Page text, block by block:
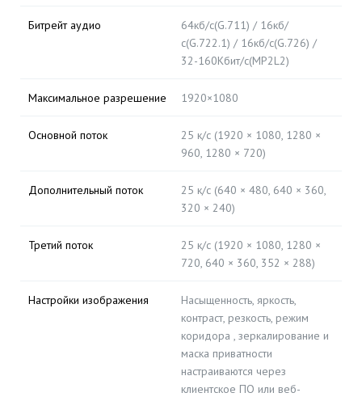
Битрейт аудио
64кб/с(G.711) / 16кб/
с(G.722.1) / 16кб/с(G.726) /
32-160Кбит/с(MP2L2)
Максимальное разрешение 1920×1080
Основной поток
25 к/с (1920 × 1080, 1280 ×
960, 1280 × 720)
Дополнительный поток
25 к/с (640 × 480, 640 × 360,
320 × 240)
Третий поток
25 к/с (1920 × 1080, 1280 ×
720, 640 × 360, 352 × 288)
Настройки изображения
Насыщенность, яркость,
контраст, резкость, режим
коридора , зеркалирование и
маска приватности
настраиваются через
клиентское ПО или веб-